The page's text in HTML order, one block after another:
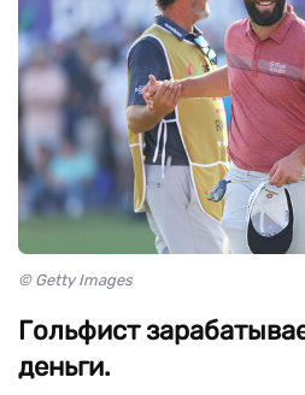
© Getty Images
Гольфист
деньги.